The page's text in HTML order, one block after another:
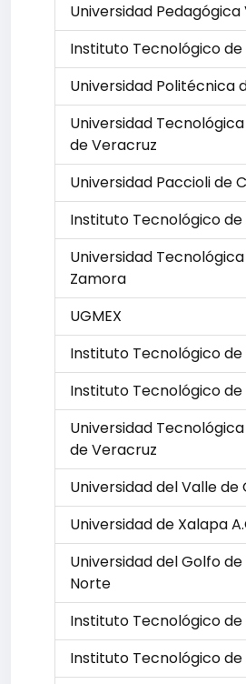
Universidad
Instituto Tecnológico
Universidad Politécnica
Universidad
de Veracruz
Universidad Paccioli de
Instituto Tecnológico de
Universidad
Zamora
UGMEX
Instituto Tecnológico de
Instituto Tecnológico
Universidad
de Veracruz
Universidad del Valle de
Universidad de Xalapa
Universidad del Golfo
Norte
Instituto Tecnológico
Instituto Tecnológico